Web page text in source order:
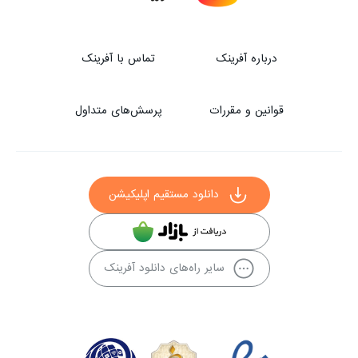
درباره آفرینک تماس با آفرینک
قوانین و مقررات پرسش‌های متداول
دانلود مستقیم اپلیکیشن
سایر راه‌های دانلود آفرینک